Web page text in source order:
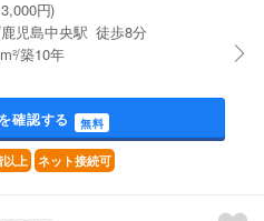
円)
児島中央駅 徒歩8分
築10年
確認する 無料
以上 ネット接続可